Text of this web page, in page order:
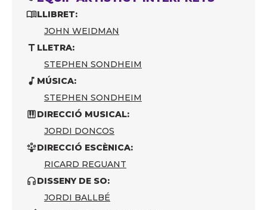
LLIBRET:
JOHN WEIDMAN
LLETRA:
STEPHEN SONDHEIM
MÚSICA:
STEPHEN SONDHEIM
DIRECCIÓ MUSICAL:
JORDI DONCOS
DIRECCIÓ ESCÈNICA:
RICARD REGUANT
DISSENY DE SO:
JORDI BALLBÉ